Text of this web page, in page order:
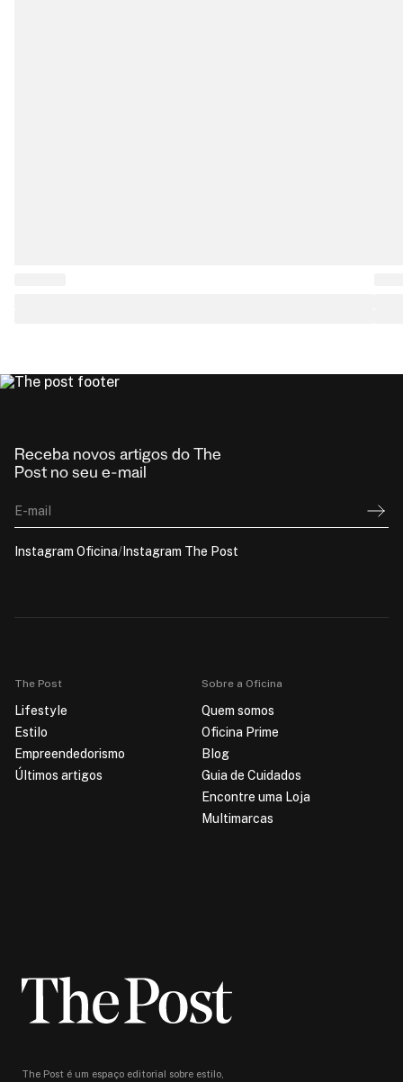
Receba novos artigos do The
Post no seu e-mail
E-mail
Instagram Oficina/ Instagram The Post
The Post
Lifestyle
Estilo
Empreendedorismo
Últimos artigos
Sobre a Oficina
Quem somos
Oficina Prime
Blog
Guia de Cuidados
Encontre uma Loja
Multimarcas
The Post é um espaço editorial sobre estilo,